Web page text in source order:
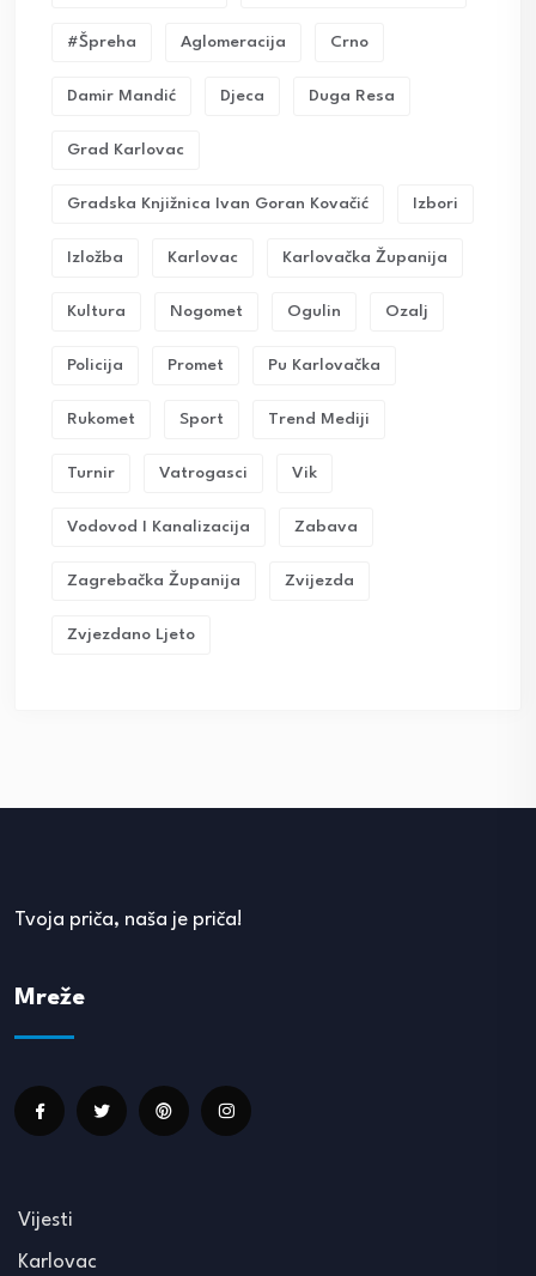
#Špreha Aglomeracija Crno
Damir Mandić Djeca Duga Resa
Grad Karlovac
Gradska Knjižnica Ivan Goran Kovačić Izbori
Izložba Karlovac Karlovačka Županija
Kultura Nogomet Ogulin Ozalj
Policija Promet Pu Karlovačka
Rukomet Sport Trend Mediji
Turnir Vatrogasci Vik
Vodovod I Kanalizacija Zabava
Zagrebačka Županija Zvijezda
Zvjezdano Ljeto
Tvoja priča, naša je priča!
Mreže
Vijesti
Karlovac